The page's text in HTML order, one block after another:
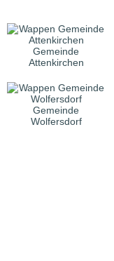
Gemeinde
Attenkirchen
Gemeinde
Wolfersdorf